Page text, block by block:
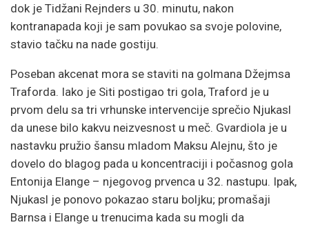
dok je Tidžani Rejnders u 30. minutu, nakon
kontranapada koji je sam povukao sa svoje polovine,
stavio tačku na nade gostiju.
Poseban akcenat mora se staviti na golmana Džejmsa
Traforda. Iako je Siti postigao tri gola, Traford je u
prvom delu sa tri vrhunske intervencije sprečio Njukasl
da unese bilo kakvu neizvesnost u meč. Gvardiola je u
nastavku pružio šansu mladom Maksu Alejnu, što je
dovelo do blagog pada u koncentraciji i počasnog gola
Entonija Elange – njegovog prvenca u 32. nastupu. Ipak,
Njukasl je ponovo pokazao staru boljku; promašaji
Barnsa i Elange u trenucima kada su mogli da